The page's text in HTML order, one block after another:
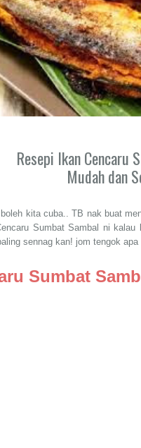
Resepi Ikan Cencaru
Mudah dan
kita cuba.. TB nak buat
Sumbat Sambal ni
sennag kan! jom tengok
Sumbat